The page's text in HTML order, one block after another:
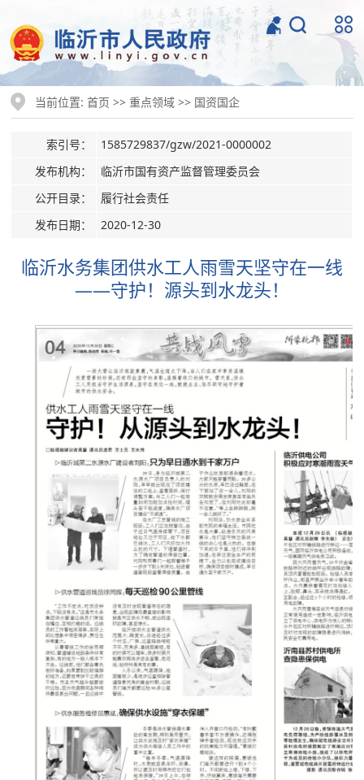
当前位置:首页 >>重点领域 >> 国资国企
索引号：
1585729837/gzw/2021-0000002
发布机构：
临沂市国有资产监督管理委员会
公开目录：
履行社会责任
发布日期：
2020-12-30
​临沂水务集团供水工人雨雪天坚守在一线
——守护！源头到水龙头！